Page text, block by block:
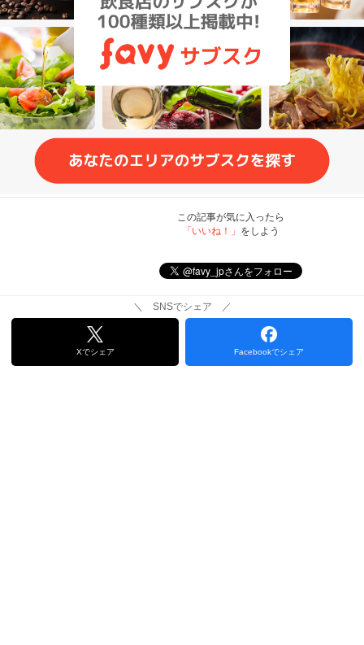
この記事が気に入ったら
「いいね！」 をしよう
＼ SNSでシェア ／
Xでシェア Facebookでシェア